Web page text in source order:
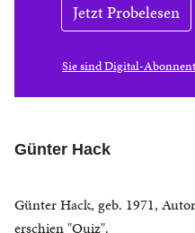
Jetzt Probelesen
Sie sind Digital-
Günter Hack
Günter Hack, geb. 1971,
erschien "Quiz".